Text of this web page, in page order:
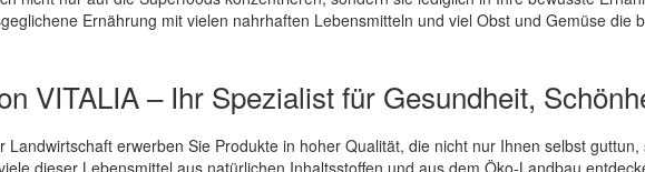
Ernährung mit vielen nahrhaften Lebensmitteln und viel Obst und Gemüse die
VITALIA – Ihr Spezialist für Gesundheit,
Landwirtschaft erwerben Sie Produkte in hoher Qualität, die nicht nur Ihnen selbst
dieser Lebensmittel aus natürlichen Inhaltsstoffen und aus dem Öko-Landbau